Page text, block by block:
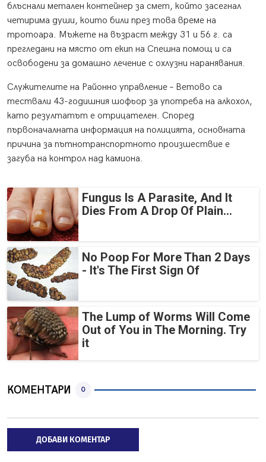
блъснали метален контейнер за смет, който засегнал
четирима души, които били през това време на
тротоара. Мъжете на възраст между 31 и 56 г. са
прегледани на място от екип на Спешна помощ и са
освободени за домашно лечение с охлузни наранявания.
Служителите на Районно управление – Ветово са
тествали 43-годишния шофьор за употреба на алкохол,
като резултатът е отрицателен. Според
първоначалната информация на полицията, основната
причина за пътнотранспортното произшествие е
загуба на контрол над камиона.
Fungus Is A Parasite, And It
Dies From A Drop Of Plain...
No Poop For More Than 2 Days
- It's The First Sign Of
The Lump of Worms Will Come
Out of You in The Morning. Try
it
КОМЕНТАРИ 0
ДОБАВИ КОМЕНТАР